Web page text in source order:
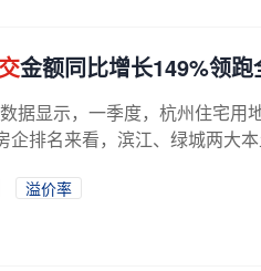
金额同比增长149%领跑
据显示，一季度，杭州住宅用
企排名来看，滨江、绿城两大
溢价率